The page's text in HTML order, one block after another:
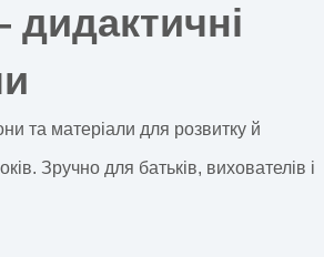
та матеріали для розвитку й
Зручно для батьків, вихователів і